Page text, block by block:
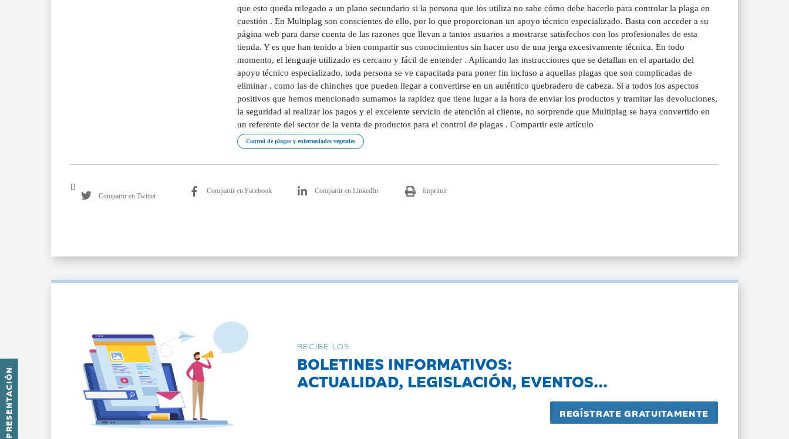
PRESENTACIÓN
que esto queda relegado a un plano secundario si la persona que los utiliza no sabe cómo debe hacerlo para controlar la plaga en
cuestión . En Multiplag son conscientes de ello, por lo que proporcionan un apoyo técnico especializado. Basta con acceder a su
página web para darse cuenta de las razones que llevan a tantos usuarios a mostrarse satisfechos con los profesionales de esta
tienda. Y es que han tenido a bien compartir sus conocimientos sin hacer uso de una jerga excesivamente técnica. En todo
momento, el lenguaje utilizado es cercano y fácil de entender . Aplicando las instrucciones que se detallan en el apartado del
apoyo técnico especializado, toda persona se ve capacitada para poner fin incluso a aquellas plagas que son complicadas de
eliminar , como las de chinches que pueden llegar a convertirse en un auténtico quebradero de cabeza. Si a todos los aspectos
positivos que hemos mencionado sumamos la rapidez que tiene lugar a la hora de enviar los productos y tramitar las devoluciones,
la seguridad al realizar los pagos y el excelente servicio de atención al cliente, no sorprende que Multiplag se haya convertido en
un referente del sector de la venta de productos para el control de plagas . Compartir este artículo
Control de plagas y enfermedades vegetales
Compartir en Twitter
Compartir en Facebook Compartir en LinkedIn Imprimir
RECIBE LOS
BOLETINES INFORMATIVOS:
ACTUALIDAD, LEGISLACIÓN, EVENTOS...